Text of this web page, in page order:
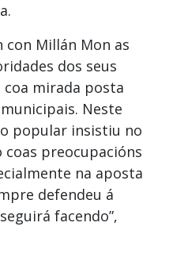
Millán Mon as
dos seus
mirada posta
Neste
popular insistiu no
preocupacións
na aposta
defendeu á
facendo”,